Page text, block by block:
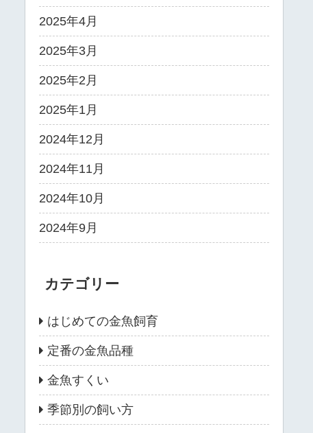
2025年4月
2025年3月
2025年2月
2025年1月
2024年12月
2024年11月
2024年10月
2024年9月
カテゴリー
はじめての金魚飼育
定番の金魚品種
金魚すくい
季節別の飼い方